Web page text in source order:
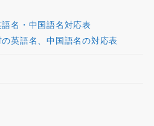
名・中国語名対応表
英語名、中国語名の対応表